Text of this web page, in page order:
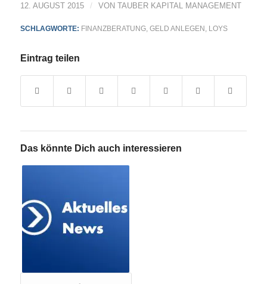
12. AUGUST 2015 / VON TAUBER KAPITAL MANAGEMENT
SCHLAGWORTE: FINANZBERATUNG, GELD ANLEGEN LOYS
Eintrag teilen
Das könnte Dich auch interessieren